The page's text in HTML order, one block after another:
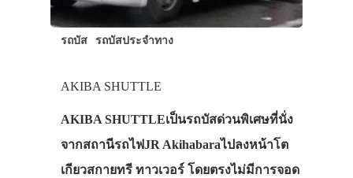
รถบัส รถบัสประจำทาง
AKIBA SHUTTLE
AKIBA SHUTTLEเป็นรถบัสด่วนพิเศษที่นั่ง
จากสถานีรถไฟJR Akihabaraไปลงหน้าโต
เกียวสกายทรี ทาวเวอร์ โดยตรงไม่มีการจอด